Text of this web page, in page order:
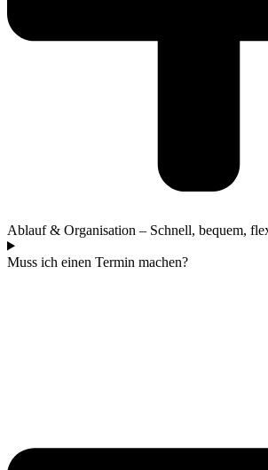
Ablauf & Organisation – Schnell, bequem,
Muss ich einen Termin machen?